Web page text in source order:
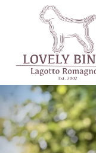
Přeskočit
obsah